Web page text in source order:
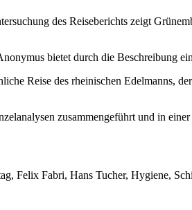
des Reiseberichts zeigt
bietet durch die Beschreibung
Reise des rheinischen Edelmanns,
zusammengeführt und in
Felix Fabri, Hans Tucher, Hygiene,